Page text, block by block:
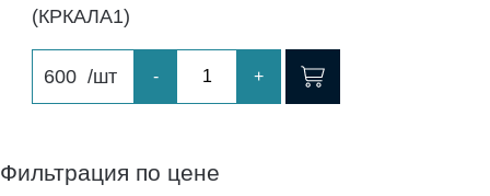
(КРКАЛА1)
600 /шт - +
Фильтрация по цене